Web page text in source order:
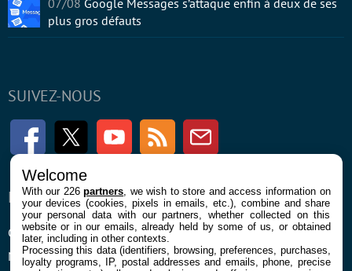
SUIVEZ-NOUS
FacebookTwitter Youtube RSS Newsletter
ENTREPRISE
Confidentialité et Cookies
Mentions légales et CGU
À PROPOS
Contact
07/08 Google Messages s’attaque enfin à deux de ses
plus gros défauts
Welcome
With our 226partners , we wish to store and access information on
your devices (cookies, pixels in emails, etc.), combine and share
your personal data with our partners, whether collected on this
website or in our emails, already held by some of us, or obtained
later, including in other contexts.
Processing this data (identifiers, browsing, preferences, purchases,
loyalty programs, IP, postal addresses and emails, phone, precise